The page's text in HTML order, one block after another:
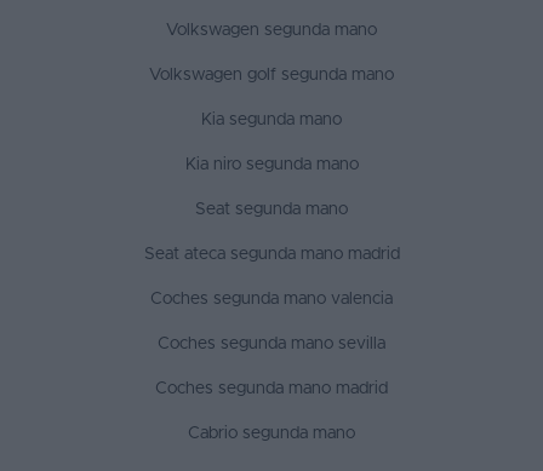
Volkswagen segunda mano
Volkswagen golf segunda mano
Kia segunda mano
Kia niro segunda mano
Seat segunda mano
Seat ateca segunda mano madrid
Coches segunda mano valencia
Coches segunda mano sevilla
Coches segunda mano madrid
Cabrio segunda mano